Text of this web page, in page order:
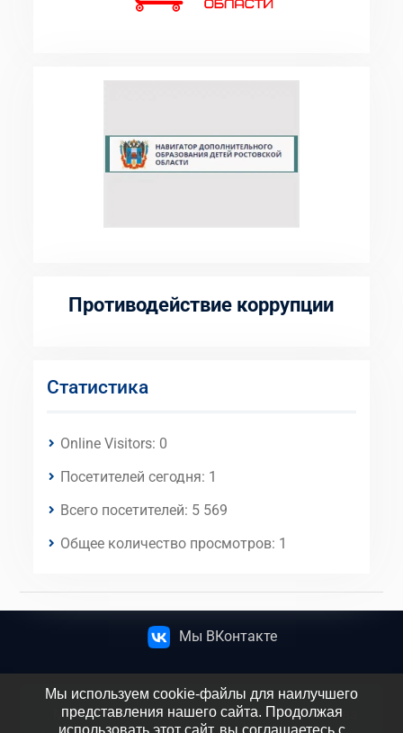
Противодействие коррупции
Статистика
Online Visitors: 0
Посетителей сегодня: 1
Всего посетителей: 5 569
Общее количество просмотров: 1
Мы ВКонтакте
МБОУ СОШ №5 имени атамана М.И. Платова
Мы используем cookie-файлы для наилучшего
представления нашего сайта. Продолжая